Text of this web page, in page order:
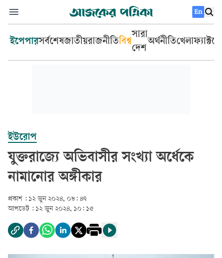
En
ইপেপারসর্বশেষজাতীয়রাজনীতিবিশ্ব
সারা
দেশ
অর্থনীতিখেলা
ইউরোপ
যুক্তরাজ্যে অভিবাসীর সংখ্যা অর্ধেকে
নামানোর অঙ্গীকার
প্রকাশ : ১২ জুন ২০২৪, ০৮: ৪৭
আপডেট : ১২ জুন ২০২৪, ১০: ১৫